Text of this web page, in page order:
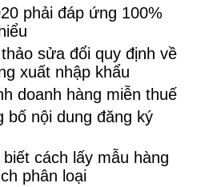
phải đáp ứng 100%
sửa đổi quy định về
xuất nhập khẩu
doanh hàng miễn thuế
bố nội dung đăng ký
cách lấy mẫu hàng
phân loại